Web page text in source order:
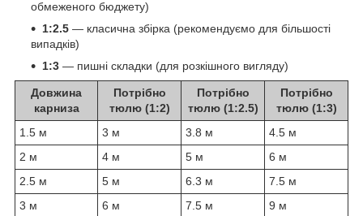
обмеженого бюджету)
1:2.5 — класична збірка (рекомендуємо для більшості
випадків)
1:3 — пишні складки (для розкішного вигляду)
Довжина
карниза
Потрібно
тюлю (1:2)
Потрібно
тюлю (1:2.5)
Потрібно
тюлю (1:3)
1.5 м
3 м 3.8 м
4.5 м
2 м
4 м 5 м
6 м
2.5 м
5 м 6.3 м
7.5 м
3 м
6 м 7.5 м
9 м